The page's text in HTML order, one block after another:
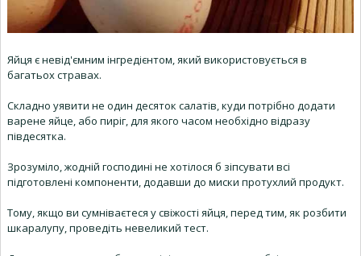
Яйця є невід'ємним інгредієнтом, який використовується в
багатьох стравах.
Складно уявити не один десяток салатів, куди потрібно додати
варене яйце, або пиріг, для якого часом необхідно відразу
півдесятка.
Зрозуміло, жодній господині не хотілося б зіпсувати всі
підготовлені компоненти, додавши до миски протухлий продукт.
Тому, якщо ви сумніваєтеся у свіжості яйця, перед тим, як розбити
шкаралупу, проведіть невеликий тест.